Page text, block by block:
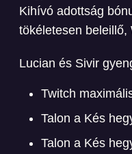
Kihívó adottság
tökéletesen beleillő,
Lucian és Sivir
Twitch
Talon a Kés
Talon a Kés